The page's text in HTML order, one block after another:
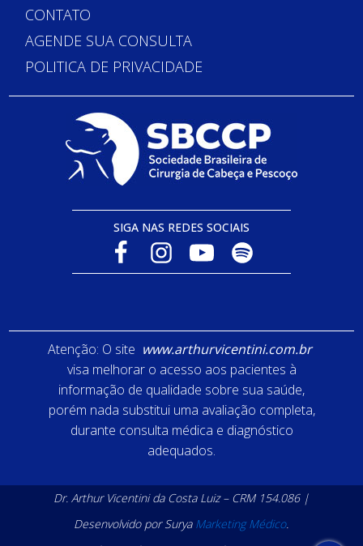
CONTATO
AGENDE SUA CONSULTA
POLITICA DE PRIVACIDADE
SIGA NAS REDES SOCIAIS
Atenção: O site www.arthurvicentini.com.br
visa melhorar o acesso aos pacientes à
informação de qualidade sobre sua saúde,
porém nada substitui uma avaliação completa,
durante consulta médica e diagnóstico
adequados.
Dr. Arthur Vicentini da Costa Luiz – CRM 154.086 |
Desenvolvido por Surya Marketing Médico.